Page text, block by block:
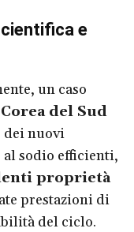
e
un caso
Corea del Sud
dei nuovi
sodio efficienti,
proprietà
prestazioni di
del ciclo.